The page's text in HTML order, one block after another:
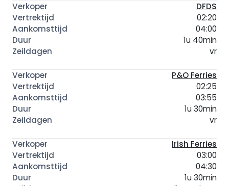
DFDS
02:20
04:00
1u 40min
vr
P&O Ferries
02:25
03:55
1u 30min
vr
Irish Ferries
03:00
04:30
1u 30min